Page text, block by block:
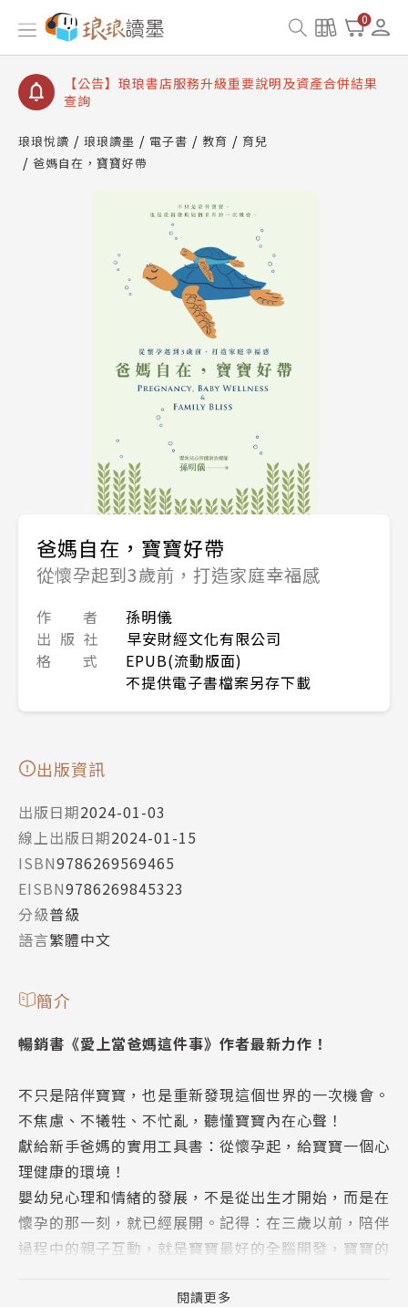
0
【公告】琅琅讀墨書櫃開通常見問題
【公告】琅琅讀墨 3 分鐘完成書櫃開通與資產合併申
【公告】琅琅書店服務升級重要說明及資產合併結果
查詢
琅琅悅讀 琅琅讀墨 電子書 教育
育兒
爸媽自在，寶寶好帶
爸媽自在，寶寶好帶
從懷孕起到3歲前，打造家庭幸福感
作 者
孫明儀
出 版 社
早安財經文化有限公司
格 式
EPUB(流動版面)
不提供電子書檔案另存下載
出版資訊
出版日期2024-01-03
線上出版日期2024-01-15
ISBN9786269569465
EISBN9786269845323
分級普級
語言繁體中文
簡介
暢銷書《愛上當爸媽這件事》作者最新力作！
不只是陪伴寶寶，也是重新發現這個世界的一次機會。
不焦慮、不犧牲、不忙亂，聽懂寶寶內在心聲！
獻給新手爸媽的實用工具書：從懷孕起，給寶寶一個心
理健康的環境！
嬰幼兒心理和情緒的發展，不是從出生才開始，而是在
懷孕的那一刻，就已經展開。記得：在三歲以前，陪伴
過程中的親子互動，就是寶寶最好的全腦開發，寶寶的
閱讀更多